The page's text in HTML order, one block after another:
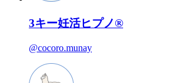
3キー妊活ヒプノ®
@cocoro.munay